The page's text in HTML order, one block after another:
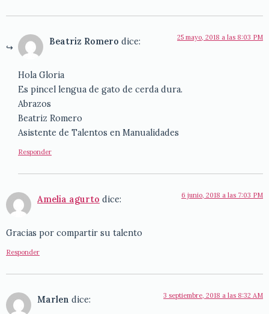
Beatriz Romero dice: 25 mayo, 2018 a las 8:03 PM
Hola Gloria
Es pincel lengua de gato de cerda dura.
Abrazos
Beatriz Romero
Asistente de Talentos en Manualidades
Responder
Amelia agurto dice: 6 junio, 2018 a las 7:03 PM
Gracias por compartir su talento
Responder
Marlen dice: 3 septiembre, 2018 a las 8:32 AM